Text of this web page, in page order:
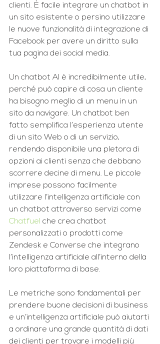
clienti. È facile integrare un chatbot in
un sito esistente o persino utilizzare
le nuove funzionalità di integrazione di
Facebook per avere un diritto sulla
tua pagina dei social media.
Un chatbot AI è incredibilmente utile,
perché può capire di cosa un cliente
ha bisogno meglio di un menu in un
sito da navigare. Un chatbot ben
fatto semplifica l’esperienza utente
di un sito Web o di un servizio,
rendendo disponibile una pletora di
opzioni ai clienti senza che debbano
scorrere decine di menu. Le piccole
imprese possono facilmente
utilizzare l’intelligenza artificiale con
un chatbot attraverso servizi come
Chatfuel che crea chatbot
personalizzati o prodotti come
Zendesk e Converse che integrano
l’intelligenza artificiale all’interno della
loro piattaforma di base.
Le metriche sono fondamentali per
prendere buone decisioni di business
e un’intelligenza artificiale può aiutarti
a ordinare una grande quantità di dati
dei clienti per trovare i modelli più